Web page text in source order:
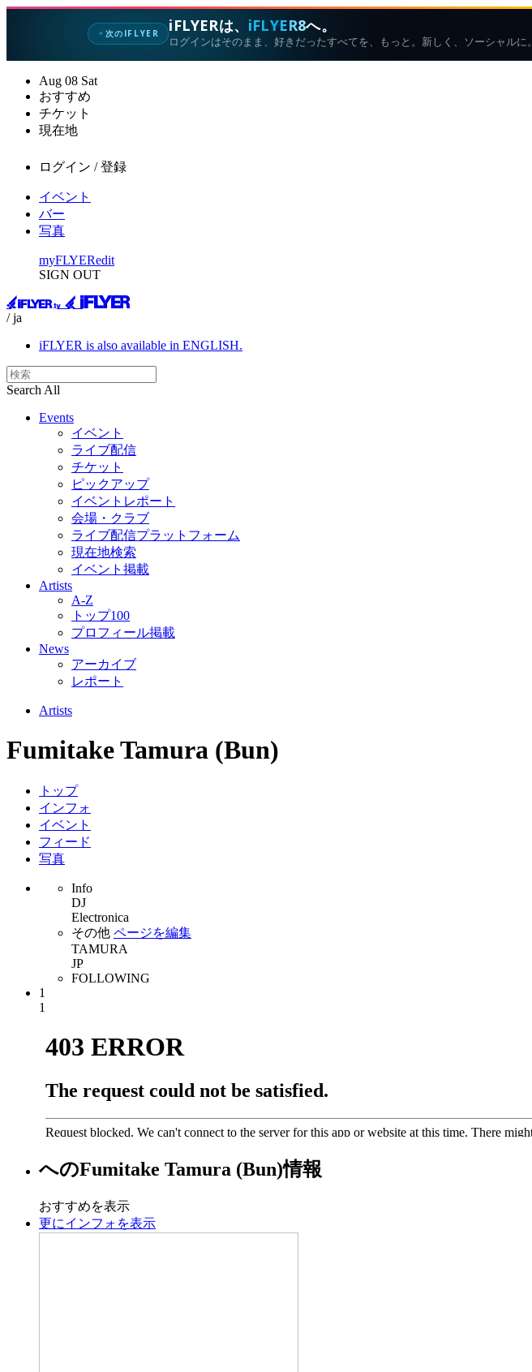
✦次のIFLYER iFLYERは、 iFLYER8へ。
ログインはそのまま、好きだったすべてを、もっと。新しく、ソーシャルに。
Aug 08 Sat
おすすめ
チケット
現在地
ログイン / 登録
イベント
バー
写真
myFLYERedit
SIGN OUT
/ ja
iFLYER is also available in ENGLISH.
Search All
Events
イベント
ライブ配信
チケット
ピックアップ
イベントレポート
会場・クラブ
ライブ配信プラットフォーム
現在地検索
イベント掲載
Artists
A-Z
トップ100
プロフィール掲載
News
アーカイブ
レポート
Artists
Fumitake Tamura (Bun)
トップ
インフォ
イベント
フィード
写真
Info
DJ
Electronica
その他 ページを編集
TAMURA
JP
FOLLOWING
1
1
へのFumitake Tamura (Bun)情報
おすすめを表示
更にインフォを表示